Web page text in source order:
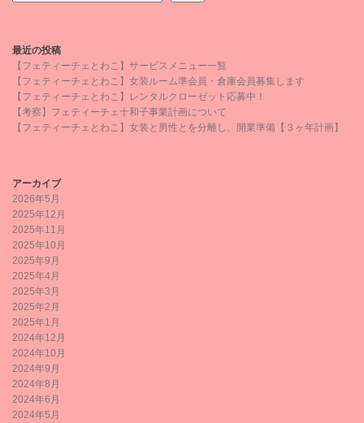
最近の投稿
【フェティーチェとわこ】サービスメニュー一覧
【フェティーチェとわこ】女装ルーム準会員・倉庫会員募集します
【フェティーチェとわこ】レンタルクローゼット応募中！
【考察】フェティーチェ十和子事業計画について
【フェティーチェとわこ】女装と男性とを分離し、開業準備【３ヶ年計画】
アーカイブ
2026年5月
2025年12月
2025年11月
2025年10月
2025年9月
2025年4月
2025年3月
2025年2月
2025年1月
2024年12月
2024年10月
2024年9月
2024年8月
2024年6月
2024年5月